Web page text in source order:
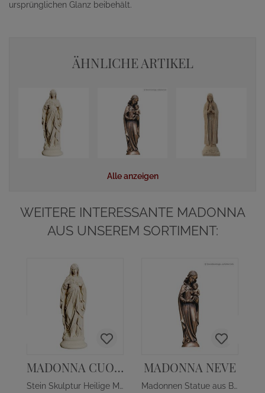
ursprünglichen Glanz beibehält.
ÄHNLICHE ARTIKEL
Alle anzeigen
WEITERE INTERESSANTE MADONNA
AUS UNSEREM SORTIMENT:
MADONNA CUORE
Stein Skulptur Heilige Mutter Gottes mit Herz
MADONNA NEVE
Madonnen Statue aus Bronze